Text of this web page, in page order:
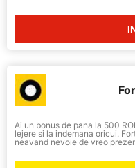
Ai un bonus de pana la 500
lejere si la indemana oricui.
neavand nevoie de vreo